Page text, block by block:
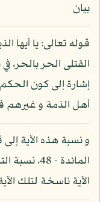
بيان
قوله تعالى: يا أيها
القتلى الحر
إشارة إلى كون
أهل الذمة و غيرهم
و نسبة هذه الآية
المائدة -
الآية ناسخة لتلك